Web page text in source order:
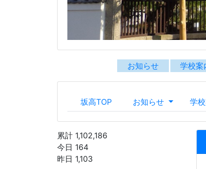
累計 1,102,186